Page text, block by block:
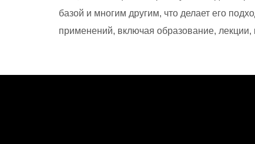
базой и многим другим, что делает его
применений, включая образование, лекции,